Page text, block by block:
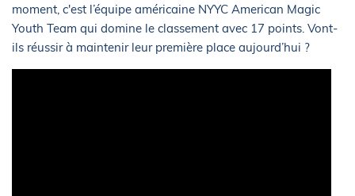
moment, c'est l’équipe américaine NYYC American Magic
Youth Team qui domine le classement avec 17 points. Vont-
ils réussir à maintenir leur première place aujourd’hui ?